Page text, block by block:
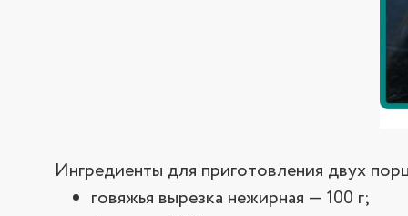
Ингредиенты для приготовления двух
говяжья вырезка нежирная — 100 г;